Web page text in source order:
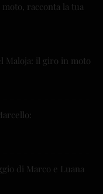
racconta la tua
Maloja: il giro in moto
di Marco e Luana